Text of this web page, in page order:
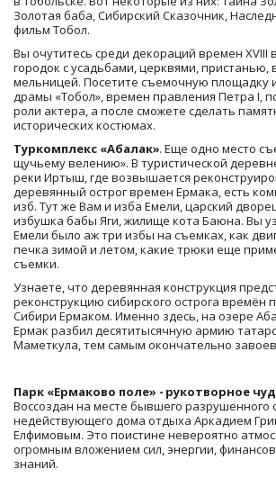
Золотая баба, Сибирский Сказочник,
фильм Тобол.
Вы очутитесь среди декораций времен XVIII
городок с усадьбами, церквями, пристанью,
мельницей. Посетите съемочную площадку
драмы «Тобол», времен правления Петра I,
роли актера, а после сможете сделать
исторических костюмах.
Туркомплекс «Абалак». Еще одно место
щучьему велению». В туристической
реки Иртыш, где возвышается
деревянный острог времен Ермака, есть
изб. Тут же Вам и изба Емели, царский
избушка бабы Яги, жилище кота Баюна. Вы
Емели было аж три избы на съемках, как
печка зимой и летом, какие трюки еще
съемки.
Узнаете, что деревянная конструкция
реконструкцию сибирского острога времён
Сибири Ермаком. Именно здесь, на озере
Ермак разбил десятитысячную армию
Маметкула, тем самым окончательно
Парк «Ермаково поле» - рукотворное
Воссоздан на месте бывшего разрушенного
недействующего дома отдыха Аркадием
Елфимовым. Это поистине невероятно
огромным вложением сил, энергии,
знаний.